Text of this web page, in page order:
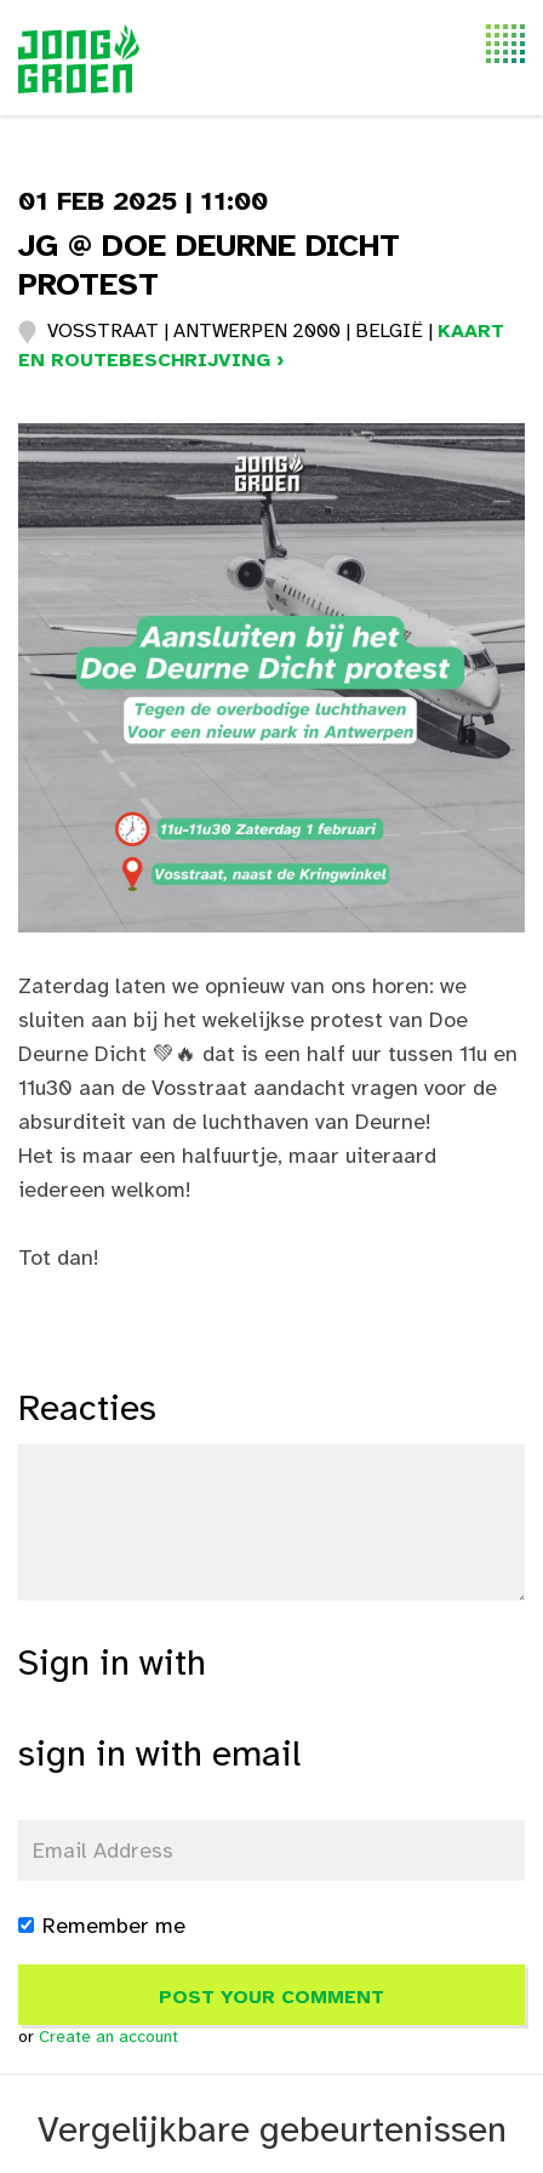
01 FEB 2025 | 11:00
JG @ DOE DEURNE DICHT
PROTEST
VOSSTRAAT | ANTWERPEN 2000 | BELGIË | KAART
EN ROUTEBESCHRIJVING ›
Zaterdag laten we opnieuw van ons horen: we
sluiten aan bij het wekelijkse protest van Doe
Deurne Dicht 💚🔥 dat is een half uur tussen 11u en
11u30 aan de Vosstraat aandacht vragen voor de
absurditeit van de luchthaven van Deurne!
Het is maar een halfuurtje, maar uiteraard
iedereen welkom!
Tot dan!
Reacties
Sign in with
sign in with email
Remember me
or Create an account
Vergelijkbare gebeurtenissen